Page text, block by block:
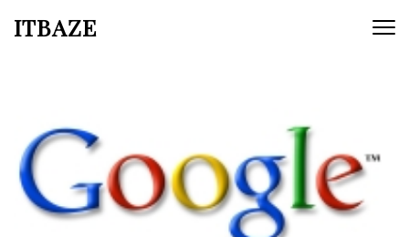
ITBAZE